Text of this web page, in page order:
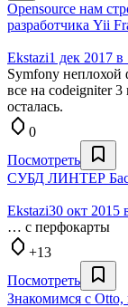
Opensource нам
разработчика Yii
Ekstazi1 дек 2017 в
Symfony неплохой
все на codeigniter
осталась.
0
Посмотреть
СУБД ЛИНТЕР
Ekstazi30 окт 2015
… с перфокарты
+13
Посмотреть
Знакомимся с Otto,